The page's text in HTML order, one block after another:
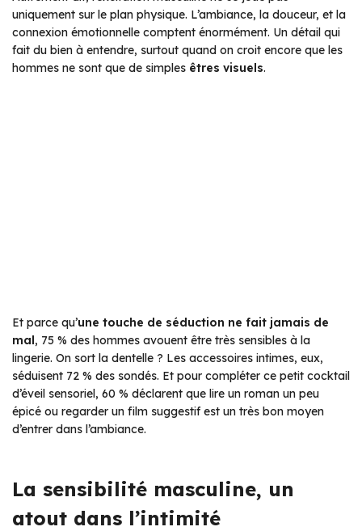
uniquement sur le plan physique. L’ambiance, la douceur, et la
connexion émotionnelle comptent énormément. Un détail qui
fait du bien à entendre, surtout quand on croit encore que les
hommes ne sont que de simples êtres visuels.
Et parce qu’une touche de séduction ne fait jamais de
mal, 75 % des hommes avouent être très sensibles à la
lingerie. On sort la dentelle ? Les accessoires intimes, eux,
séduisent 72 % des sondés. Et pour compléter ce petit cocktail
d’éveil sensoriel, 60 % déclarent que lire un roman un peu
épicé ou regarder un film suggestif est un très bon moyen
d’entrer dans l’ambiance.
La sensibilité masculine, un
atout dans l’intimité